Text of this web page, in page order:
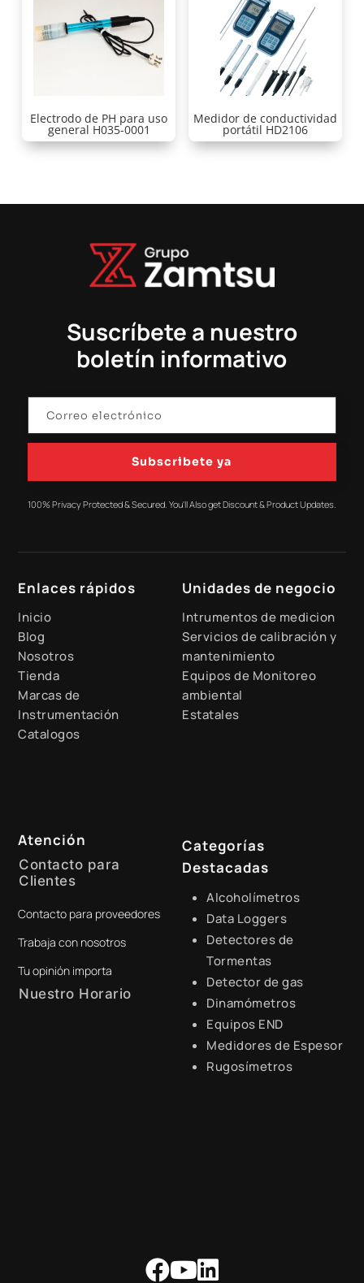
Electrodo de PH para uso
general H035-0001
Medidor de conductividad
portátil HD2106
Suscríbete a nuestro
boletín informativo
Subscribete ya
100% Privacy Protected & Secured. You'll Also get Discount & Product Updates.
Enlaces rápidos
Inicio
Blog
Nosotros
Tienda
Marcas de
Instrumentación
Catalogos
Unidades de negocio
Intrumentos de medicion
Servicios de calibración y
mantenimiento
Equipos de Monitoreo
ambiental
Estatales
Atención
Contacto para
Clientes
+51 941 525 454
digital@zamtsu.com
Contacto para proveedores
Trabaja con nosotros
Tu opinión importa
Nuestro Horario
Categorías
Destacadas
Alcoholímetros
Data Loggers
Detectores de
Tormentas
Detector de gas
Dinamómetros
Equipos END
Medidores de Espesor
Rugosímetros